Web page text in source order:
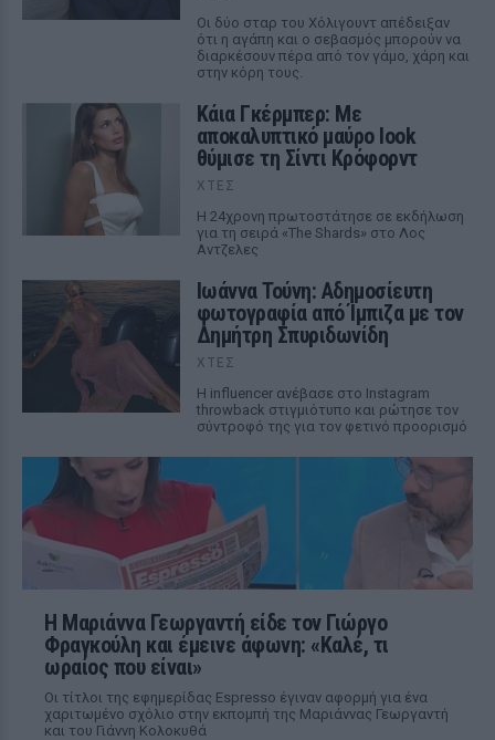
Οι δύο σταρ του Χόλιγουντ απέδειξαν
ότι η αγάπη και ο σεβασμός μπορούν να
διαρκέσουν πέρα από τον γάμο, χάρη και
στην κόρη τους.
Κάια Γκέρμπερ: Με
αποκαλυπτικό μαύρο look
θύμισε τη Σίντι Κρόφορντ
ΧΤΕΣ
Η 24χρονη πρωτοστάτησε σε εκδήλωση
για τη σειρά «The Shards» στο Λος
Αντζελες
Ιωάννα Τούνη: Αδημοσίευτη
φωτογραφία από Ίμπιζα με τον
Δημήτρη Σπυριδωνίδη
ΧΤΕΣ
Η influencer ανέβασε στο Instagram
throwback στιγμιότυπο και ρώτησε τον
σύντροφό της για τον φετινό προορισμό
Η Μαριάννα Γεωργαντή είδε τον Γιώργο
Φραγκούλη και έμεινε άφωνη: «Καλέ, τι
ωραίος που είναι»
Οι τίτλοι της εφημερίδας Espresso έγιναν αφορμή για ένα
χαριτωμένο σχόλιο στην εκπομπή της Μαριάννας Γεωργαντή
και του Γιάννη Κολοκυθά